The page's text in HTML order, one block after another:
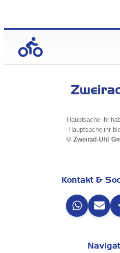
Hauptsache ihr
Hauptsache ihr
© Zweirad-Uhl
Kontakt &